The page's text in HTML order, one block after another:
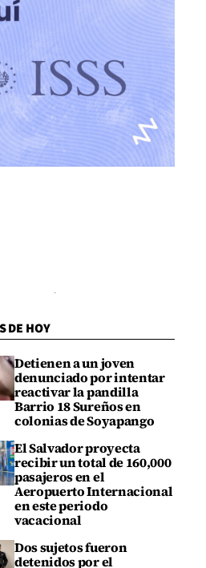
DE HOY
Detienen a un joven
denunciado por intentar
reactivar la pandilla
Barrio 18 Sureños en
colonias de Soyapango
El Salvador proyecta
recibir un total de 160,000
pasajeros en el
Aeropuerto Internacional
en este periodo
vacacional
Dos sujetos fueron
detenidos por el